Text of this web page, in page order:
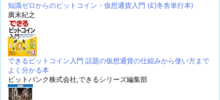
知識ゼロからのビットコイン・仮想通貨入門 (幻冬舎単行本)
廣末紀之
できるビットコイン入門 話題の仮想通貨の仕組みから使い方まで
よく分かる本
ビットバンク株式会社,できるシリーズ編集部